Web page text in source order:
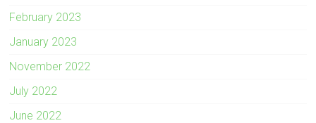
February 2023
January 2023
November 2022
July 2022
June 2022